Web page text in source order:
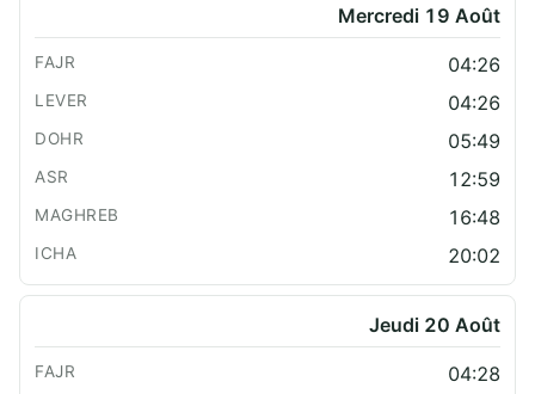
Mercredi 19 Août
04:26
04:26
05:49
12:59
16:48
20:02
Jeudi 20 Août
04:28